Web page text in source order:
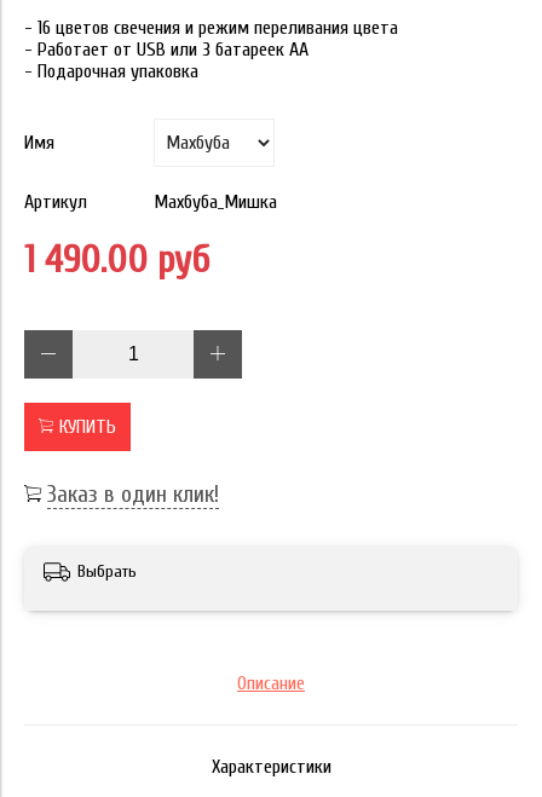
- 16 цветов свечения и режим переливания цвета
- Работает от USB или 3 батареек АА
- Подарочная упаковка
Имя
Артикул Махбуба_Мишка
1 490.00 руб
КУПИТЬ
Заказ в один клик!
Выбрать
Описание
Характеристики